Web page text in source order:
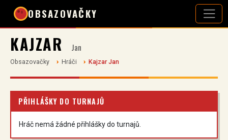
OBSAZOVAČKY
KAJZAR Jan
Obsazovačky Hráči Kajzar Jan
PŘIHLÁŠKY DO TURNAJŮ
Hráč nemá žádné přihlášky do turnajů.